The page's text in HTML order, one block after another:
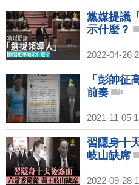
黨媒提議
示什麼？
2022-04-26
「彭帥征
前奏
2021-11-05
習隱身十
岐山缺席
2022-09-28